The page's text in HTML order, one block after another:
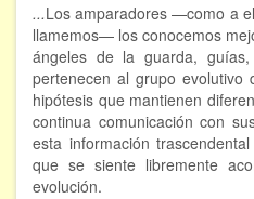
Hipnosis regresiva
Bioenergía. Sanación
Relajación y autoprotección
DESCARGAS
...Los amparadores —como a
llamemos— los conocemos
ángeles de la guarda,
pertenecen al grupo evolutivo
hipótesis que mantienen
continua comunicación con
esta información
que se siente libremente
evolución.